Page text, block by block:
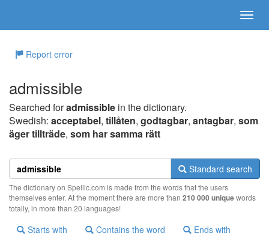
Report error
admissible
Searched foradmissible in the dictionary.
Swedish: acceptabel, tillåten, godtagbar, antagbar, som
äger tillträde, som har samma rätt
Standard search
The dictionary on Spellic.com is made from the words that the users
themselves enter. At the moment there are more than 210 000 uniquewords
totally, in more than 20 languages!
Starts with Contains the word Ends with